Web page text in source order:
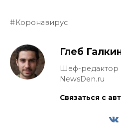
Коронавирус
Глеб
Шеф-редактор
NewsDen.ru
Связаться с